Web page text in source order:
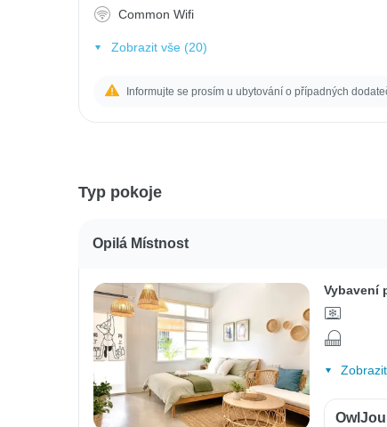
Common Wifi
Zobrazit vše (20)
Informujte se prosím u ubytování o případných
Typ pokoje
Opilá Místnost
Vybavení